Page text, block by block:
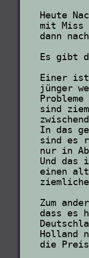
Heute
mit Miss
dann
Es gibt
Einer
jünger
sind
In das
sind es
nur in
Und das
einen
Zum
dass es
Holland
die